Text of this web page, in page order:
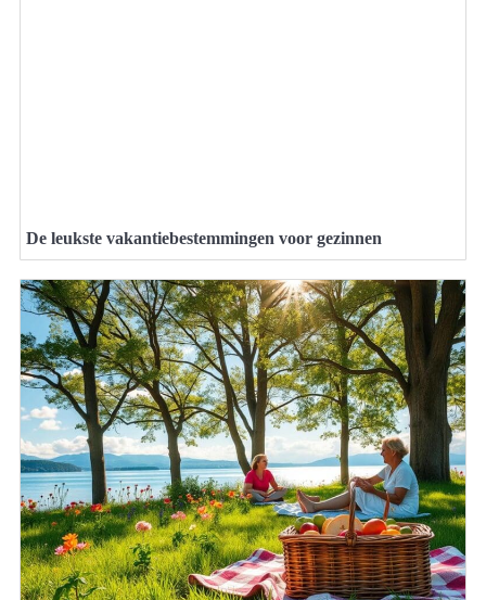
De leukste vakantiebestemmingen voor gezinnen